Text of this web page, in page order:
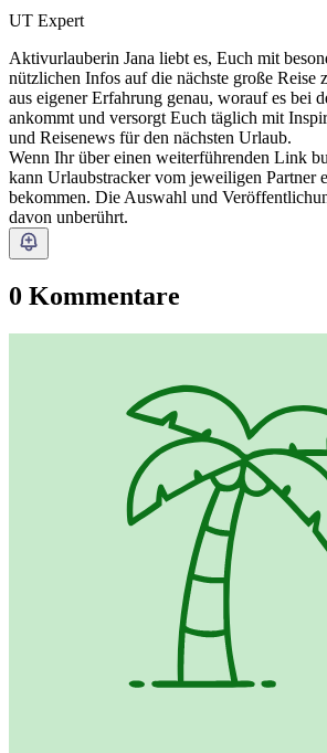
UT Expert
Aktivurlauberin Jana liebt es, Euch mit
nützlichen Infos auf die nächste große Reise
aus eigener Erfahrung genau, worauf es bei
ankommt und versorgt Euch täglich mit
und Reisenews für den nächsten Urlaub.
Wenn Ihr über einen weiterführenden Link
kann Urlaubstracker vom jeweiligen Partner
bekommen. Die Auswahl und
davon unberührt.
0 Kommentare